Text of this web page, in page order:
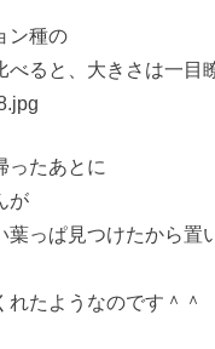
ン種の
べると、大きさは一目
ったあとに
が
葉っぱ見つけたから置
れたようなのです＾＾